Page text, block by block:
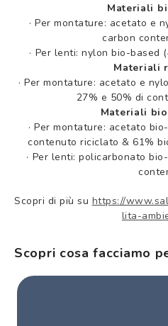
Materiali
· Per montature: acetato e
carbon
· Per lenti: nylon bio-based
Materiali
· Per montature: acetato e
27% e 50% di
Materiali
· Per montature: acetato
contenuto riciclato & 61%
· Per lenti: policarbonato
Scopri di più su https://
lita-
Scopri cosa facciamo